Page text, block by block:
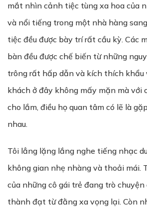
mắt nhìn cảnh tiệc tùng xa hoa của
và nổi tiếng trong một nhà hàng
tiệc đều được bày trí rất cầu kỳ. Các
bàn đều được chế biến từ những
trông rất hấp dẫn và kích thích khẩu
khách ở đây không mấy mặn mà với
cho lắm, điều họ quan tâm có lẽ là
nhau.
Tôi lẳng lặng lắng nghe tiếng nhạc
không gian nhẹ nhàng và thoải mái.
của những cô gái trẻ đang trò
thành đạt từ đằng xa vọng lại. Còn